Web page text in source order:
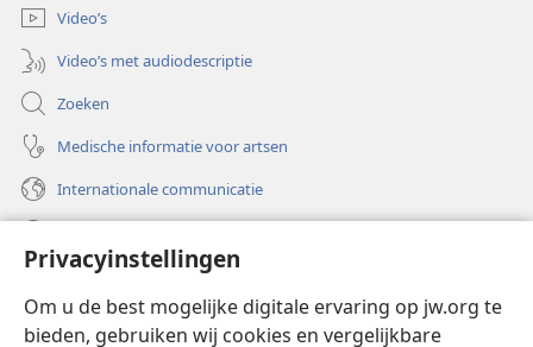
Privacyinstellingen
Om u de best mogelijke digitale ervaring op jw.org te
bieden, gebruiken wij cookies en vergelijkbare
Video’s
Video’s met audiodescriptie
Zoeken
Medische informatie voor artsen
Internationale communicatie
(opent
nieuw